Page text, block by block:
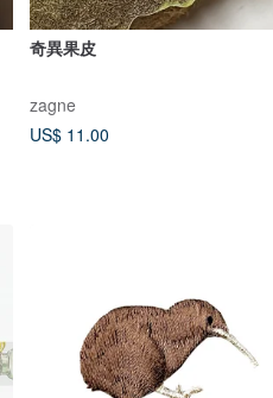
奇異果皮
zagne
US$ 11.00